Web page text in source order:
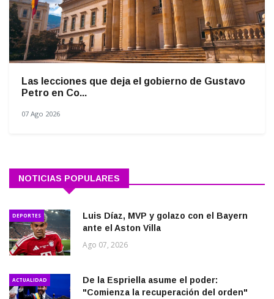
Las lecciones que deja el gobierno de Gustavo
Petro en Co...
07 Ago 2026
NOTICIAS POPULARES
DEPORTES
Luis Díaz, MVP y golazo con el Bayern
ante el Aston Villa
Ago 07, 2026
ACTUALIDAD
De la Espriella asume el poder:
"Comienza la recuperación del orden"